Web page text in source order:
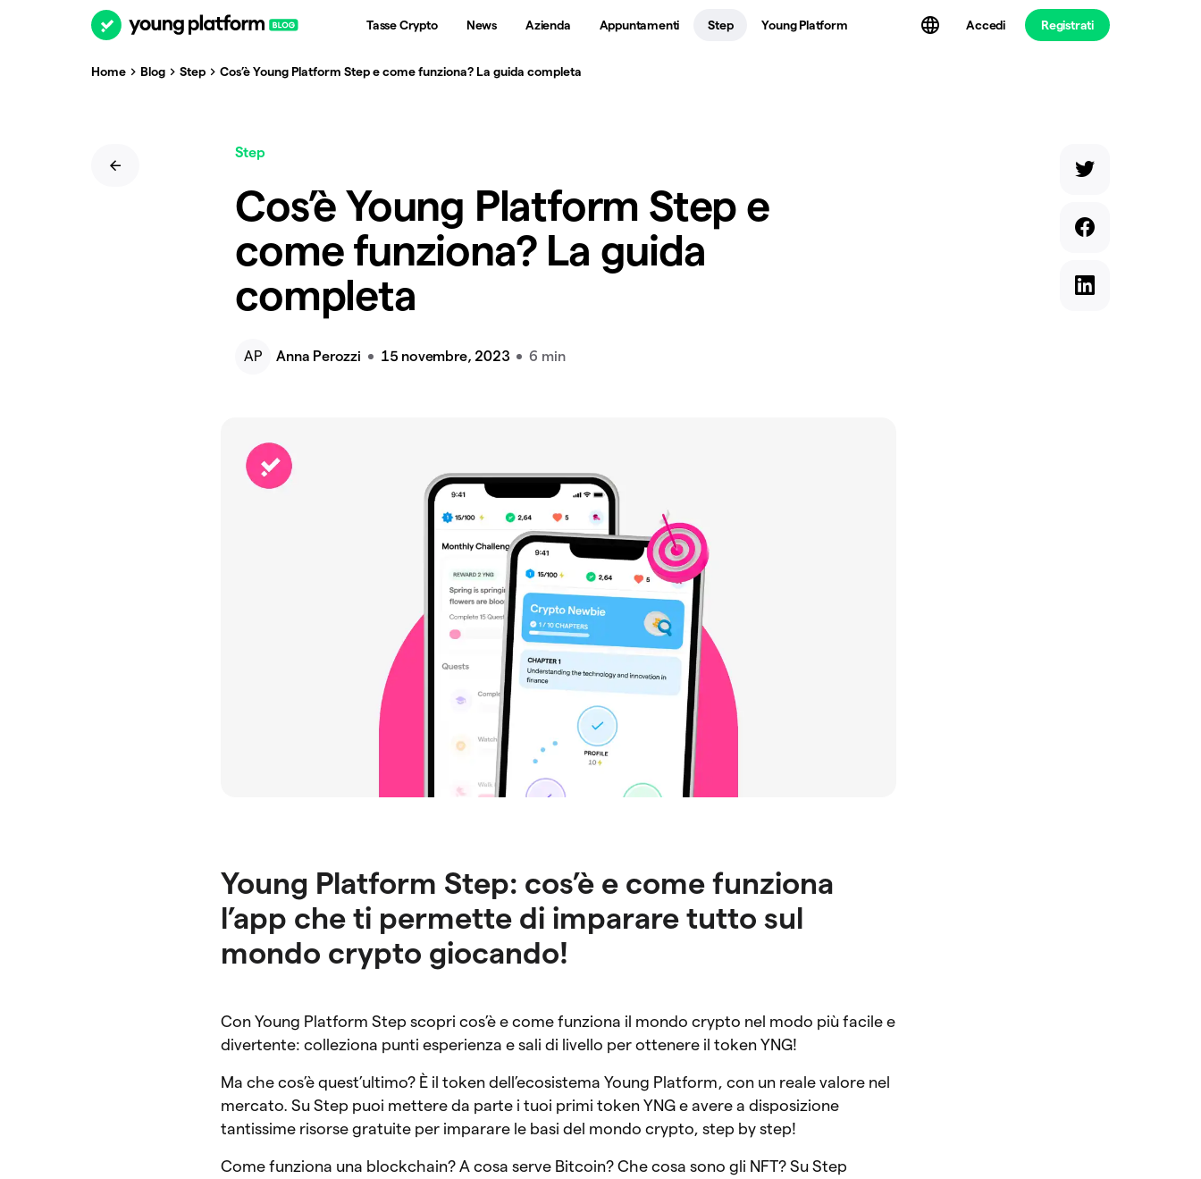
Appuntamenti
Azienda
News Step
Tasse Crypto Young Platform Accedi Registrati
Home Blog Step Cos’è Young Platform Step e come funziona? La guida completa
Step
Cos’è Young Platform Step e
come funziona? La guida
completa
AP Anna Perozzi 15 novembre, 2023 6 min
Young Platform Step: cos’è e come funziona
l’app che ti permette di imparare tutto sul
mondo crypto giocando!
Con Young Platform Step scopri cos’è e come funziona il mondo crypto nel modo più facile e
divertente: colleziona punti esperienza e sali di livello per ottenere il token YNG!
Ma che cos’è quest’ultimo? È il token dell’ecosistema Young Platform, con un reale valore nel
mercato. Su Step puoi mettere da parte i tuoi primi token YNG e avere a disposizione
tantissime risorse gratuite per imparare le basi del mondo crypto, step by step!
Come funziona una blockchain? A cosa serve Bitcoin? Che cosa sono gli NFT? Su Step